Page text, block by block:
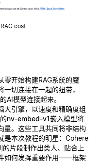
cost
零开始构建RAG系统的魔
切连接在一起的纽带，
AI模型连接起来。
大引擎，以速度和精确度组
nv-embed-v1嵌入模型将
量。这些工具共同将非结构
是本次教程的明星：Cohere
片段制作出类人、贴合上
如何发挥重要作用——框架